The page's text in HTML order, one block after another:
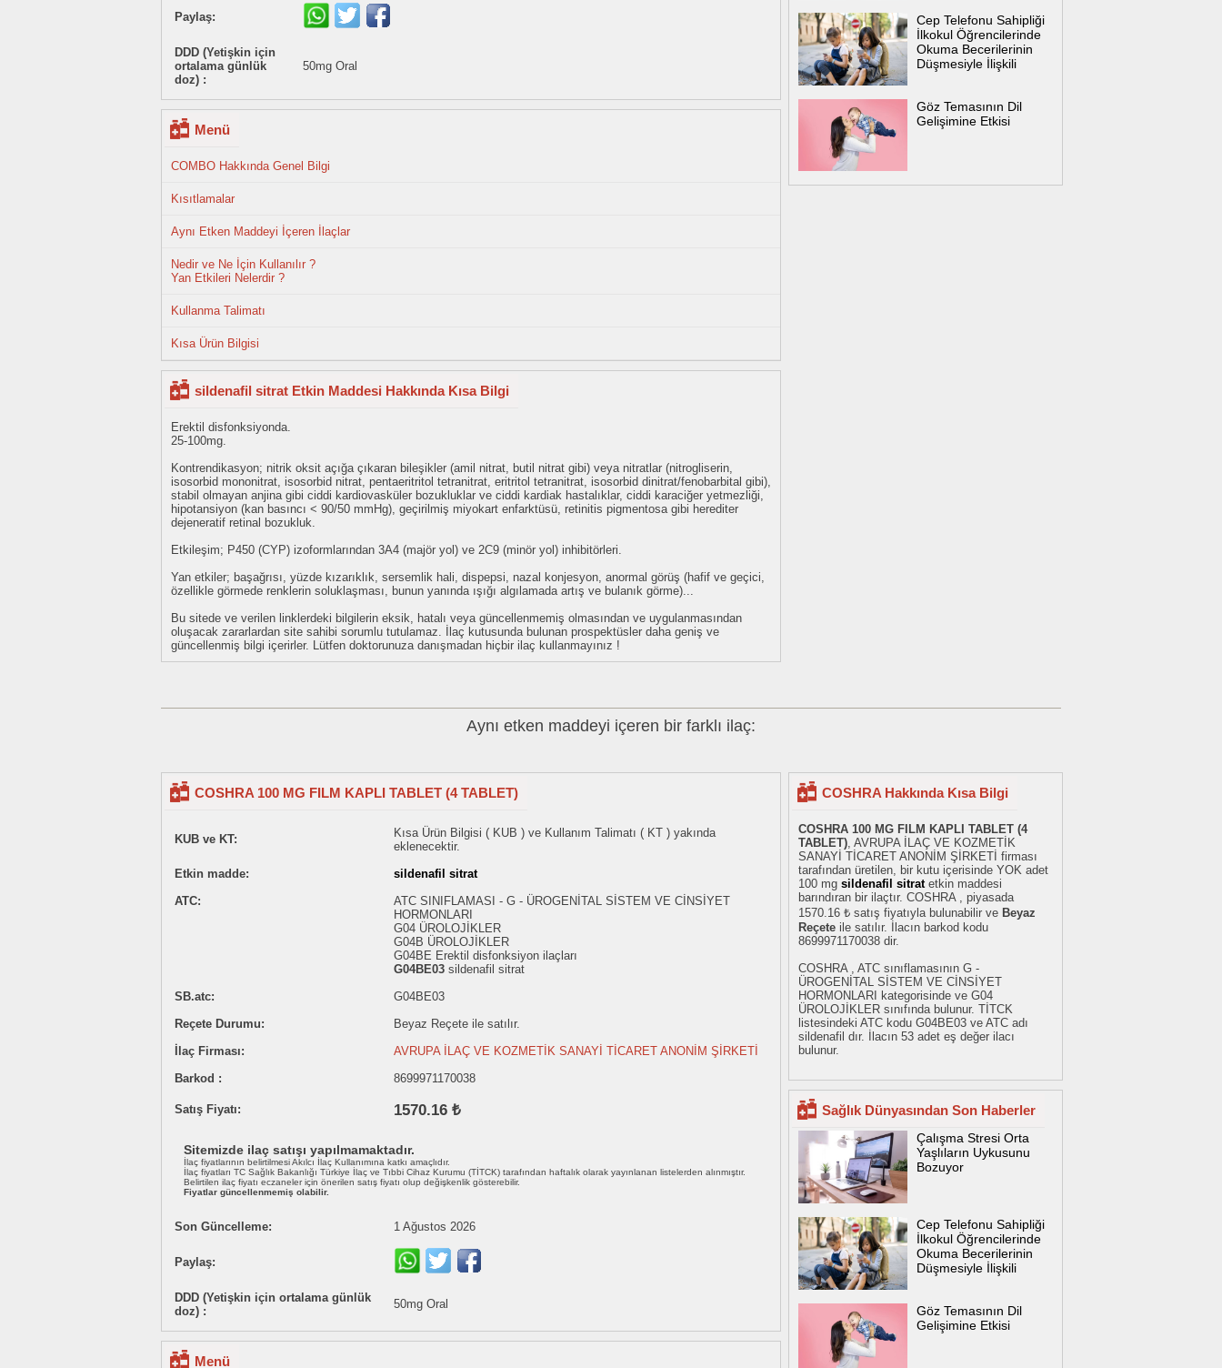
Paylaş:
DDD (Yetişkin için
ortalama günlük
doz) :
50mg Oral
Menü
COMBO Hakkında Genel Bilgi
Kısıtlamalar
Aynı Etken Maddeyi İçeren İlaçlar
Nedir ve Ne İçin Kullanılır ?
Yan Etkileri Nelerdir ?
Kullanma Talimatı
Kısa Ürün Bilgisi
sildenafil sitrat Etkin Maddesi Hakkında Kısa Bilgi
Erektil disfonksiyonda.
25-100mg.
Kontrendikasyon; nitrik oksit açığa çıkaran bileşikler (amil nitrat, butil nitrat gibi) veya nitratlar (nitrogliserin,
isosorbid mononitrat, isosorbid nitrat, pentaeritritol tetranitrat, eritritol tetranitrat, isosorbid dinitrat/fenobarbital gibi),
stabil olmayan anjina gibi ciddi kardiovasküler bozukluklar ve ciddi kardiak hastalıklar, ciddi karaciğer yetmezliği,
hipotansiyon (kan basıncı < 90/50 mmHg), geçirilmiş miyokart enfarktüsü, retinitis pigmentosa gibi herediter
dejeneratif retinal bozukluk.
Etkileşim; P450 (CYP) izoformlarından 3A4 (majör yol) ve 2C9 (minör yol) inhibitörleri.
Yan etkiler; başağrısı, yüzde kızarıklık, sersemlik hali, dispepsi, nazal konjesyon, anormal görüş (hafif ve geçici,
özellikle görmede renklerin soluklaşması, bunun yanında ışığı algılamada artış ve bulanık görme)...
Bu sitede ve verilen linklerdeki bilgilerin eksik, hatalı veya güncellenmemiş olmasından ve uygulanmasından
oluşacak zararlardan site sahibi sorumlu tutulamaz. İlaç kutusunda bulunan prospektüsler daha geniş ve
güncellenmiş bilgi içerirler. Lütfen doktorunuza danışmadan hiçbir ilaç kullanmayınız !
Cep Telefonu Sahipliği
İlkokul Öğrencilerinde
Okuma Becerilerinin
Düşmesiyle İlişkili
Göz Temasının Dil
Gelişimine Etkisi
Aynı etken maddeyi içeren bir farklı ilaç:
COSHRA 100 MG FILM KAPLI TABLET (4 TABLET)
KUB ve KT:
Kısa Ürün Bilgisi ( KUB ) ve Kullanım Talimatı ( KT ) yakında
eklenecektir.
Etkin madde:
sildenafil sitrat
ATC:
ATC SINIFLAMASI - G - ÜROGENİTAL SİSTEM VE CİNSİYET
HORMONLARI
G04 ÜROLOJİKLER
G04B ÜROLOJİKLER
G04BE Erektil disfonksiyon ilaçları
G04BE03 sildenafil sitrat
SB.atc:
G04BE03
Reçete Durumu:
Beyaz Reçete ile satılır.
İlaç Firması:
AVRUPA İLAÇ VE KOZMETİK SANAYİ TİCARET ANONİM ŞİRKETİ
Barkod :
8699971170038
Satış Fiyatı: 1570.16 ₺
Sitemizde ilaç satışı yapılmamaktadır.
İlaç fiyatlarının belirtilmesi Akılcı İlaç Kullanımına katkı amaçlıdır.
İlaç fiyatları TC Sağlık Bakanlığı Türkiye İlaç ve Tıbbi Cihaz Kurumu (TİTCK) tarafından haftalık olarak yayınlanan listelerden alınmıştır.
Belirtilen ilaç fiyatı eczaneler için önerilen satış fiyatı olup değişkenlik gösterebilir.
Fiyatlar güncellenmemiş olabilir.
Son Güncelleme: 1 Ağustos 2026
Paylaş:
DDD (Yetişkin için ortalama günlük
doz) :
50mg Oral
Menü
COSHRA Hakkında Kısa Bilgi
COSHRA 100 MG FILM KAPLI TABLET (4
TABLET), AVRUPA İLAÇ VE KOZMETİK
SANAYİ TİCARET ANONİM ŞİRKETİ firması
tarafından üretilen, bir kutu içerisinde YOK adet
100 mg sildenafil sitratetkin maddesi
barındıran bir ilaçtır. COSHRA , piyasada
1570.16 ₺ satış fiyatıyla bulunabilir ve Beyaz
Reçete ile satılır. İlacın barkod kodu
8699971170038 dir.
COSHRA , ATC sınıflamasının G -
ÜROGENİTAL SİSTEM VE CİNSİYET
HORMONLARI kategorisinde ve G04
ÜROLOJİKLER sınıfında bulunur. TİTCK
listesindeki ATC kodu G04BE03 ve ATC adı
sildenafil dır. İlacın 53 adet eş değer ilacı
bulunur.
Sağlık Dünyasından Son Haberler
Çalışma Stresi Orta
Yaşlıların Uykusunu
Bozuyor
Cep Telefonu Sahipliği
İlkokul Öğrencilerinde
Okuma Becerilerinin
Düşmesiyle İlişkili
Göz Temasının Dil
Gelişimine Etkisi